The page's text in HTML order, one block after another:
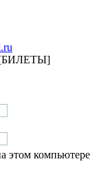
[БИЛЕТЫ]
этом компьютере